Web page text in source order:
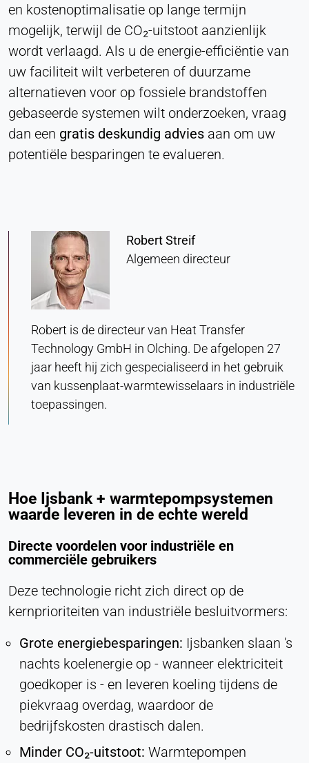
en kostenoptimalisatie op lange termijn
mogelijk, terwijl de CO₂-uitstoot aanzienlijk
wordt verlaagd. Als u de energie-efficiëntie van
uw faciliteit wilt verbeteren of duurzame
alternatieven voor op fossiele brandstoffen
gebaseerde systemen wilt onderzoeken, vraag
dan een gratis deskundig advies aan om uw
potentiële besparingen te evalueren.
Robert Streif
Algemeen directeur
Robert is de directeur van Heat Transfer
Technology GmbH in Olching. De afgelopen 27
jaar heeft hij zich gespecialiseerd in het gebruik
van kussenplaat-warmtewisselaars in industriële
toepassingen.
Hoe Ijsbank + warmtepompsystemen
waarde leveren in de echte wereld
Directe voordelen voor industriële en
commerciële gebruikers
Deze technologie richt zich direct op de
kernprioriteiten van industriële besluitvormers:
Grote energiebesparingen: Ijsbanken slaan 's
nachts koelenergie op - wanneer elektriciteit
goedkoper is - en leveren koeling tijdens de
piekvraag overdag, waardoor de
bedrijfskosten drastisch dalen.
Minder CO₂-uitstoot: Warmtepompen
Cookie duration:
1 jaar
STATISTIEKEN
Gebruikt om te begrijpen hoe de website wordt
gebruikt en om de prestaties en bruikbaarheid te
verbeteren. Gegevens worden anoniem verwerkt.
Purpose:
Statistieken
Cookie duration:
Sessie
MARKETING
Gebruikt om marketingeffectiviteit te meten en
bedrijfsgerelateerde bezoekers te identificeren.
Provider:
LinkedIn Bedrijf
Conversie bijhouden
1 dag - 1 jaar
Name:
_li_id.#, _li_id.#.expires, _li_ses.#,
_li_ses.#.expires, _li_ses.#.expires,
sneeuwploegOutQueue_#_post2,
sneeuwploegOutQue_#_post2.expires
Leadinfo B.V.